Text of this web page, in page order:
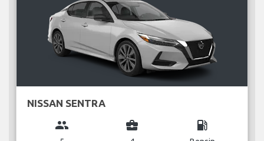
NISSAN SENTRA
group business_center local_gas_station